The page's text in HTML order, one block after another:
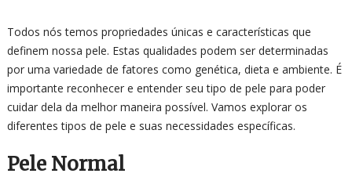
Todos nós temos propriedades únicas e características que
definem nossa pele. Estas qualidades podem ser determinadas
por uma variedade de fatores como genética, dieta e ambiente. É
importante reconhecer e entender seu tipo de pele para poder
cuidar dela da melhor maneira possível. Vamos explorar os
diferentes tipos de pele e suas necessidades específicas.
Pele Normal